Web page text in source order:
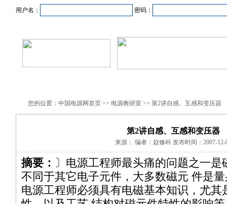
用户名： 密码：
您的位置：中国电源网首页 >> 电源教研室 >> 第2讲自感、互感和变压器
第2讲自感、互感和变压器
来源： 编者：赵修科 发布时间：2007-12-
摘要： 〕电源工程师最头痛的问题之一
不同于其它电子元件，大多数磁元 件是
电源工程师必须具有电磁基本知识，尤其